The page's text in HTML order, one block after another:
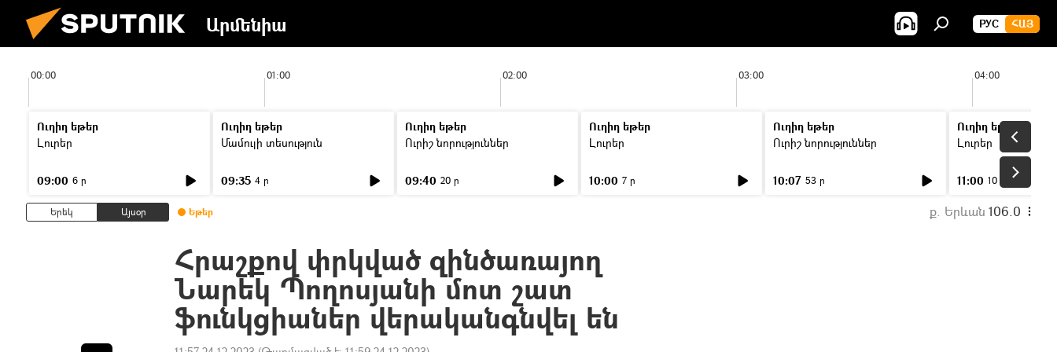
Արմենիա РУС ՀԱՅ
00:00 01:00 02:00 03:00 04:00
Ուղիղ եթեր
Լուրեր
09:00 6 ր
Ուղիղ եթեր
Մամուլի տեսություն
09:35 4 ր
Ուղիղ եթեր
Ուրիշ նորություններ
09:40 20 ր
Ուղիղ եթեր
Լուրեր
10:00 7 ր
Ուղիղ եթեր
Ուրիշ նորություններ
10:07 53 ր
Ուղիղ եթեր
Լուրեր
11:00 10 ր
Երեկ Այսօր Եթեր ք. Երևան 106.0
Հրաշքով փրկված զինծառայող
Նարեկ Պողոսյանի մոտ շատ
ֆունկցիաներ վերականգնվել են